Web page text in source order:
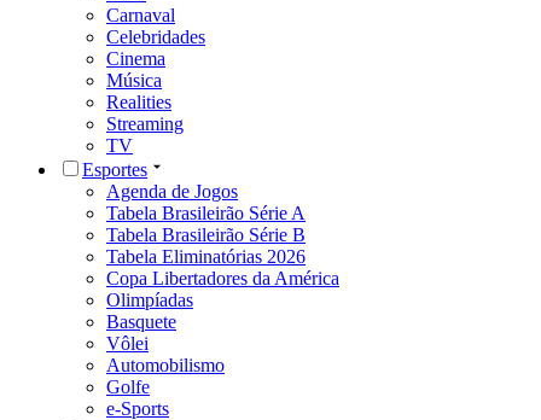
Carnaval
Celebridades
Cinema
Música
Realities
Streaming
TV
Esportes
Agenda de Jogos
Tabela Brasileirão Série A
Tabela Brasileirão Série B
Tabela Eliminatórias 2026
Copa Libertadores da América
Olimpíadas
Basquete
Vôlei
Automobilismo
Golfe
e-Sports